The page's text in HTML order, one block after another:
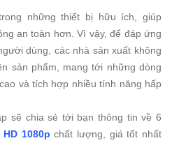
những thiết bị hữu ích, giúp
an toàn hơn. Vì vậy, để đáp ứng
dùng, các nhà sản xuất không
sản phẩm, mang tới những dòng
và tích hợp nhiều tính năng hấp
sẽ chia sẻ tới bạn thông tin về 6
1080p chất lượng, giá tốt nhất